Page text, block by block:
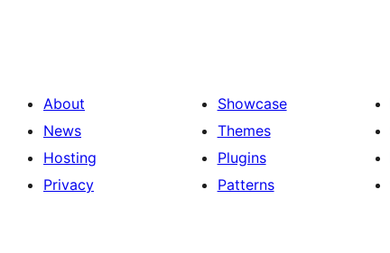
About
News
Hosting
Privacy
Showcase
Themes
Plugins
Patterns